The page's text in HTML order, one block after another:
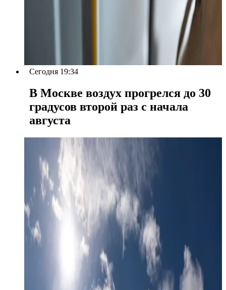
Сегодня 19:34
В Москве воздух прогрелся до 30
градусов второй раз с начала
августа